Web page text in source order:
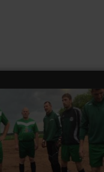
des Bénévoles 2017
watch video